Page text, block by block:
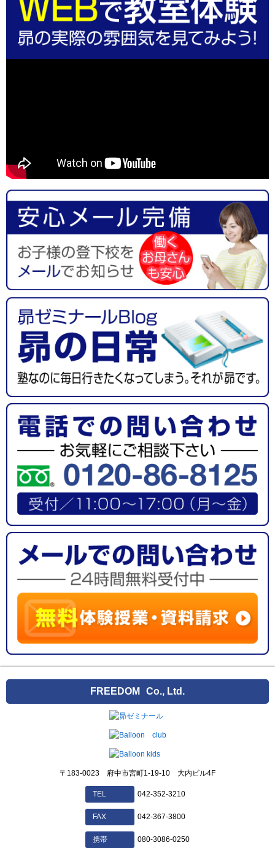
FREEDOM Co., Ltd.
〒183-0023 府中市宮町1-19-10 大内ビル4F
TEL 042-352-3210
FAX 042-367-3800
携帯 080-3086-0250